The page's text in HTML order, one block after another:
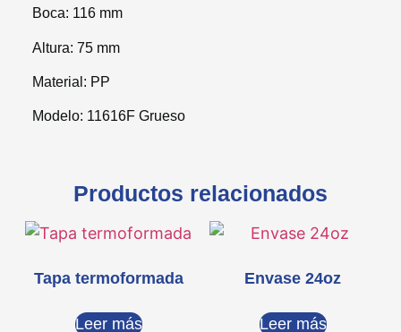
Boca: 116 mm
Altura: 75 mm
Material: PP
Modelo: 11616F Grueso
Productos relacionados
Tapa termoformada
Leer más
Envase 24oz
Leer más